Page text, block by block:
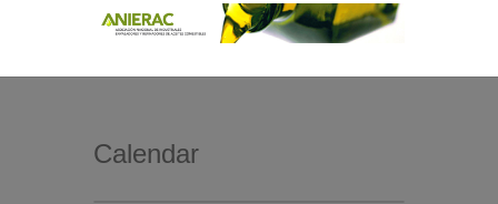
Calendar